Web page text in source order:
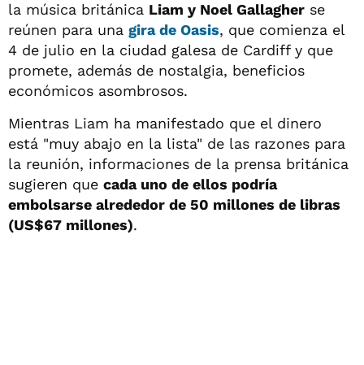
la música británica Liam y Noel Gallagher se
reúnen para una gira de Oasis, que comienza el
4 de julio en la ciudad galesa de Cardiff y que
promete, además de nostalgia, beneficios
económicos asombrosos.
Mientras Liam ha manifestado que el dinero
está "muy abajo en la lista" de las razones para
la reunión, informaciones de la prensa británica
sugieren que cada uno de ellos podría
embolsarse alrededor de 50 millones de libras
(US$67 millones).